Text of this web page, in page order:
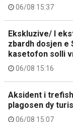
06/08 15:37
Ekskluzive/ I
zbardh dosjen e
kasetofon solli
06/08 15:16
Aksident i
plagosen dy
06/08 15:07